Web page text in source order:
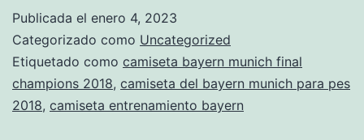
2019
Publicada el enero 4, 2023
Categorizado como Uncategorized
Etiquetado como camiseta bayern munich final
champions 2018, camiseta del bayern munich para pes
2018, camiseta entrenamiento bayern